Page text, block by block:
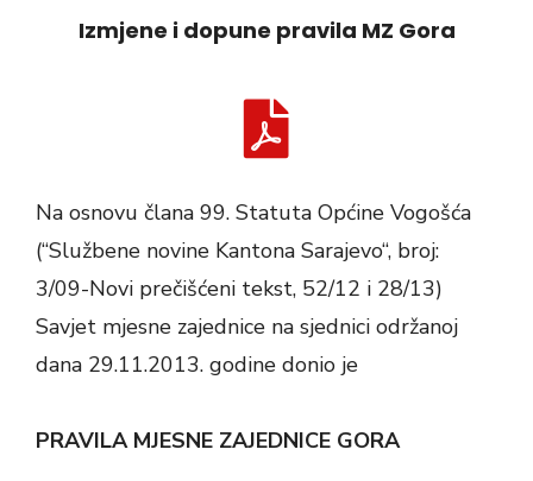
Izmjene i dopune pravila MZ Gora
Na osnovu člana 99. Statuta Općine Vogošća
(“Službene novine Kantona Sarajevo“, broj:
3/09-Novi prečišćeni tekst, 52/12 i 28/13)
Savjet mjesne zajednice na sjednici održanoj
dana 29.11.2013. godine donio je
PRAVILA MJESNE ZAJEDNICE GORA